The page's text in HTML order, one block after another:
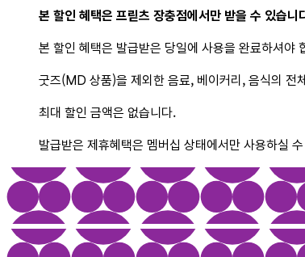
본 할인 혜택은 프릳츠 장충점에서만 받을 수 있습니
본 할인 혜택은 발급받은 당일에 사용을 완료하셔야
굿즈(MD 상품)을 제외한 음료, 베이커리, 음식의
최대 할인 금액은 없습니다.
발급받은 제휴혜택은 멤버십 상태에서만 사용하실